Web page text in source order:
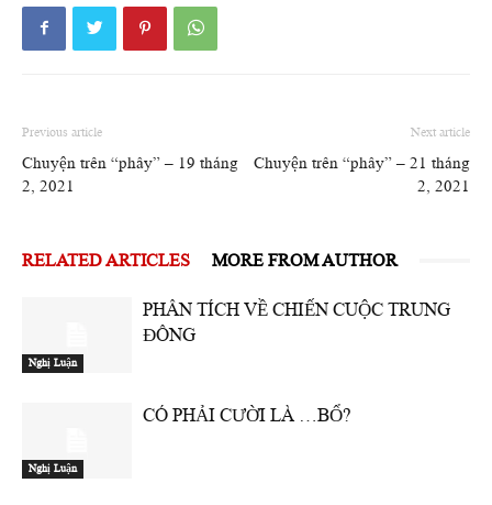
Previous article
Chuyện trên “phây” – 19 tháng
2, 2021
Next article
Chuyện trên “phây” – 21 tháng
2, 2021
RELATED ARTICLES MORE FROM AUTHOR
Nghị Luận
PHÂN TÍCH VỀ CHIẾN CUỘC TRUNG
ĐÔNG
Nghị Luận
CÓ PHẢI CƯỜI LÀ …BỔ?